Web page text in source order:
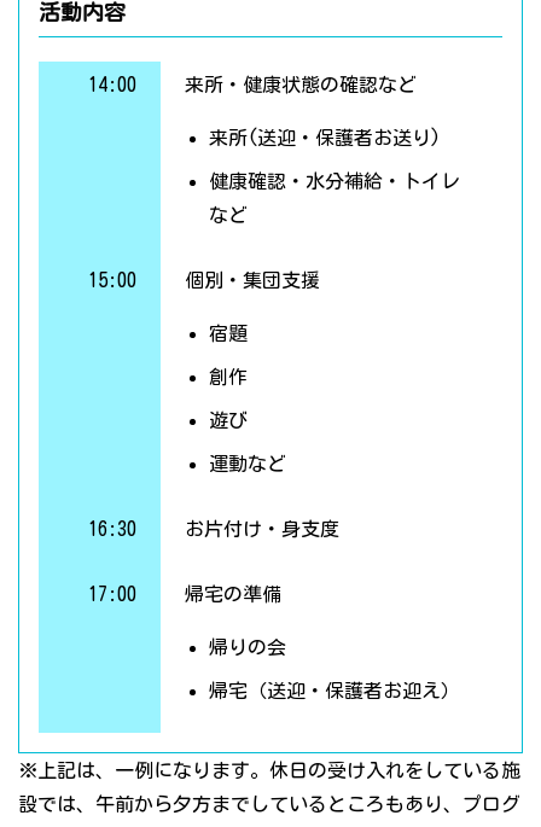
活動内容
14:00 来所・健康状態の確認など
来所(送迎・保護者お送り)
健康確認・水分補給・トイレ
など
15:00 個別・集団支援
宿題
創作
遊び
運動など
16:30 お片付け・身支度
17:00 帰宅の準備
帰りの会
帰宅（送迎・保護者お迎え）
※上記は、一例になります。休日の受け入れをしている施
設では、午前から夕方までしているところもあり、プログ